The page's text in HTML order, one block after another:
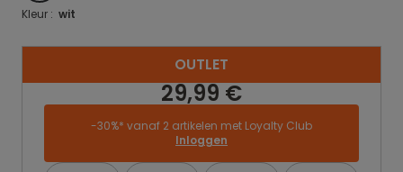
Kleur : wit
OUTLET
29,99 €
-30%* vanaf 2 artikelen met Loyalty Club
Inloggen